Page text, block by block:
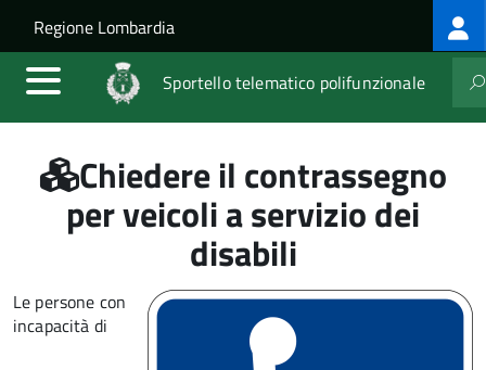
Salta al contenuto principale
Skip to site navigation
Regione Lombardia
Sportello telematico polifunzionale
Chiedere il contrassegno
per veicoli a servizio dei
disabili
Le persone con
incapacità di